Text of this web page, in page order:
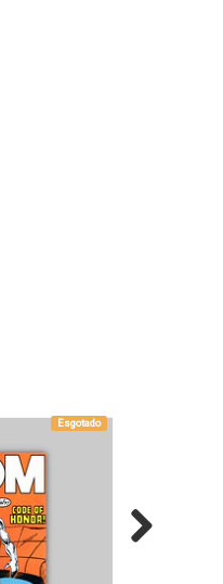
Esgotado